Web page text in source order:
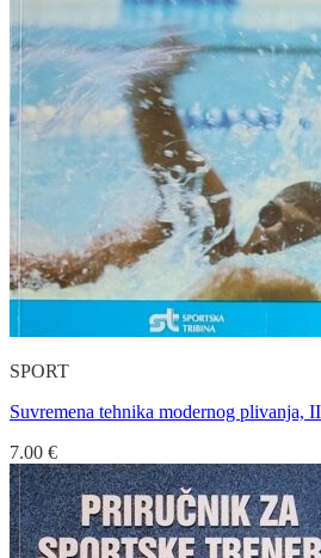
SPORT
Suvremena tehnika modernog plivanja,
7.00 €